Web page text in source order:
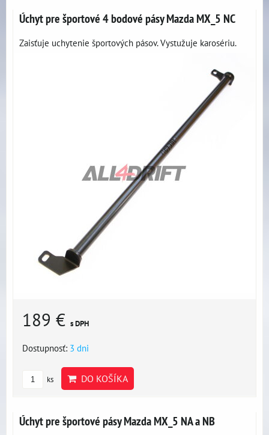
Úchyt pre športové 4 bodové pásy Mazda MX_5 NC
Zaisťuje uchytenie športových pásov. Vystužuje karosériu.
189 € s DPH
Dostupnosť: 3 dni
ks DO KOŠÍKA
Úchyt pre športové pásy Mazda MX_5 NA a NB